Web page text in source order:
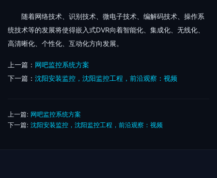
随着网络技术、识别技术、微电子技术、编解码技术、操作系
统技术等的发展将使得嵌入式DVR向着智能化、集成化、无线化、
高清晰化、个性化、互动化方向发展。
上一篇： 网吧监控系统方案
下一篇： 沈阳安装监控，沈阳监控工程，前沿观察：视频
上一篇: 网吧监控系统方案
下一篇: 沈阳安装监控，沈阳监控工程，前沿观察：视频